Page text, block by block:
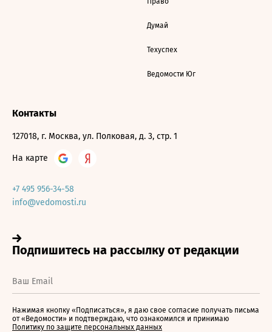
Думай
Техуспех
Ведомости Юг
Контакты
127018, г. Москва, ул. Полковая, д. 3, стр. 1
На карте
+7 495 956-34-58
info@vedomosti.ru
Нажимая кнопку «Подписаться», я даю свое согласие получать письма
от «Ведомости» и подтверждаю, что ознакомился и принимаю
Политику по защите персональных данных